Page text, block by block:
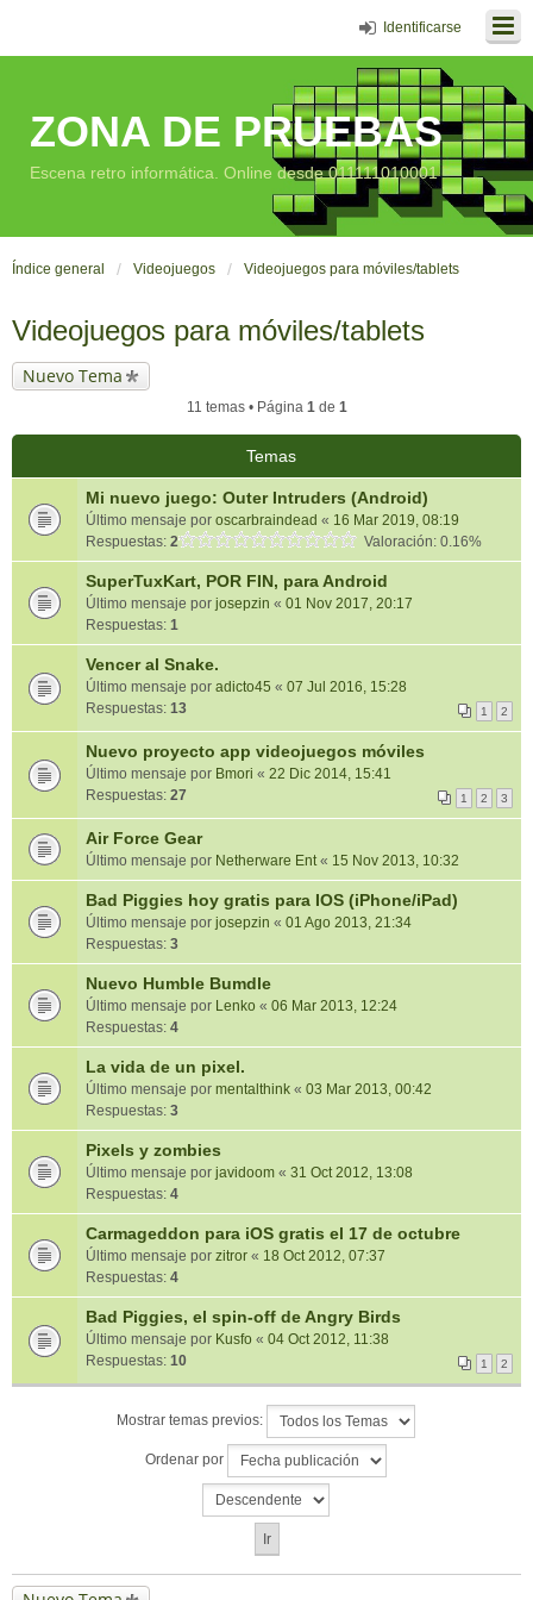
Identificarse
ZONA DE PRUEBAS
Escena retro informática. Online desde 011111010001
Índice general Videojuegos Videojuegos para móviles/tablets
Videojuegos para móviles/tablets
Nuevo Tema
11 temas • Página 1de 1
Temas
Mi nuevo juego: Outer Intruders (Android)
Último mensaje por oscarbraindead « 16 Mar 2019, 08:19
Respuestas: 2 Valoración: 0.16%
SuperTuxKart, POR FIN, para Android
Último mensaje por josepzin « 01 Nov 2017, 20:17
Respuestas: 1
Vencer al Snake.
Último mensaje por adicto45 « 07 Jul 2016, 15:28
Respuestas: 13 1 2
Nuevo proyecto app videojuegos móviles
Último mensaje por Bmori « 22 Dic 2014, 15:41
Respuestas: 27 1 2 3
Air Force Gear
Último mensaje por Netherware Ent« 15 Nov 2013, 10:32
Bad Piggies hoy gratis para IOS (iPhone/iPad)
Último mensaje por josepzin « 01 Ago 2013, 21:34
Respuestas: 3
Nuevo Humble Bumdle
Último mensaje por Lenko « 06 Mar 2013, 12:24
Respuestas: 4
La vida de un pixel.
Último mensaje por mentalthink « 03 Mar 2013, 00:42
Respuestas: 3
Pixels y zombies
Último mensaje por javidoom « 31 Oct 2012, 13:08
Respuestas: 4
Carmageddon para iOS gratis el 17 de octubre
Último mensaje por zitror « 18 Oct 2012, 07:37
Respuestas: 4
Bad Piggies, el spin-off de Angry Birds
Último mensaje por Kusfo « 04 Oct 2012, 11:38
Respuestas: 10 1 2
Mostrar temas previos:
Ordenar por